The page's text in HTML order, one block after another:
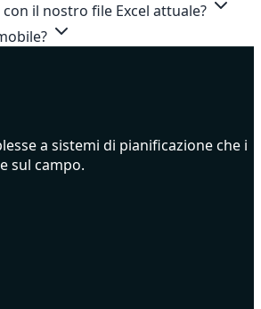
il nostro file Excel attuale?
a sistemi di pianificazione che i
sul campo.